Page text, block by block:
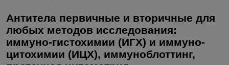
Антитела первичные и вторичные для
любых методов исследования:
иммуно-гистохимии (ИГХ) и иммуно-
цитохимии (ИЦХ), иммуноблоттинг,